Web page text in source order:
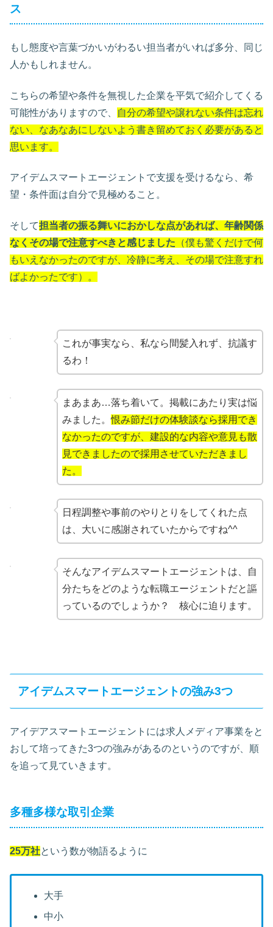
ス
もし態度や言葉づかいがわるい担当者がいれば多分、同じ
人かもしれません。
こちらの希望や条件を無視した企業を平気で紹介してくる
可能性がありますので、
自分の希望や譲れない条件は忘れ
ない、なあなあにしないよう書き留めておく必要があると
思います。
アイデムスマートエージェントで支援を受けるなら、希
望・条件面は自分で見極めること。
そして担当者の振る舞いにおかしな点があれば、年齢関係
なくその場で注意すべきと感じました （僕も驚くだけで何
もいえなかったのですが、冷静に考え、その場で注意すれ
ばよかったです）。
これが事実なら、私なら間髪入れず、抗議す
るわ！
まあまあ…落ち着いて。掲載にあたり実は悩
みました。恨み節だけの体験談なら採用でき
なかったのですが、建設的な内容や意見も散
見できましたので採用させていただきまし
た。
日程調整や事前のやりとりをしてくれた点
は、大いに感謝されていたからですね^^
そんなアイデムスマートエージェントは、自
分たちをどのような転職エージェントだと謳
っているのでしょうか？ 核心に迫ります。
アイデムスマートエージェントの強み3つ
アイデアスマートエージェントには求人メディア事業をと
おして培ってきた3つの強みがあるのというのですが、順
を追って見ていきます。
多種多様な取引企業
25万社という数が物語るように
大手
中小